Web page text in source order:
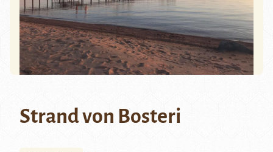
Strand von Bosteri